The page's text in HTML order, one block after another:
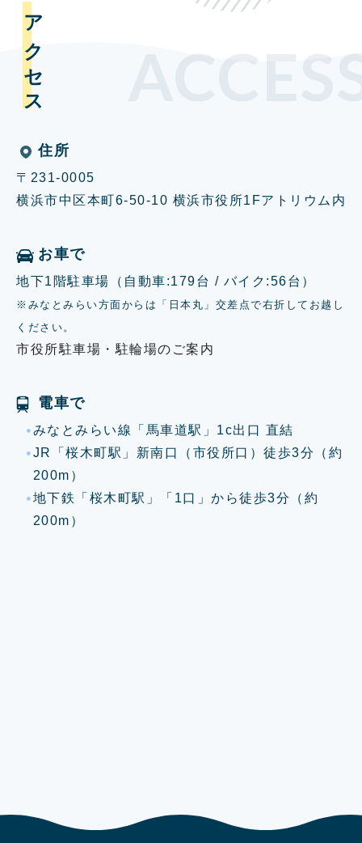
アクセス
住所
〒231-0005
横浜市中区本町6-50-10 横浜市役所1Fアトリウム内
お車で
地下1階駐車場（自動車:179台 / バイク:56台）
※みなとみらい方面からは「日本丸」交差点で右折してお越し
ください。
市役所駐車場・駐輪場のご案内
電車で
みなとみらい線「馬車道駅」1c出口 直結
JR「桜木町駅」新南口（市役所口）徒歩3分（約
200m）
地下鉄「桜木町駅」「1口」から徒歩3分（約
200m）